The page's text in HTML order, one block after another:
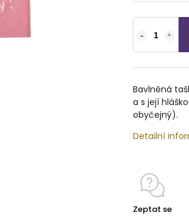
Bavlněná
a s její
obyčejný).
Detailní
Zeptat se